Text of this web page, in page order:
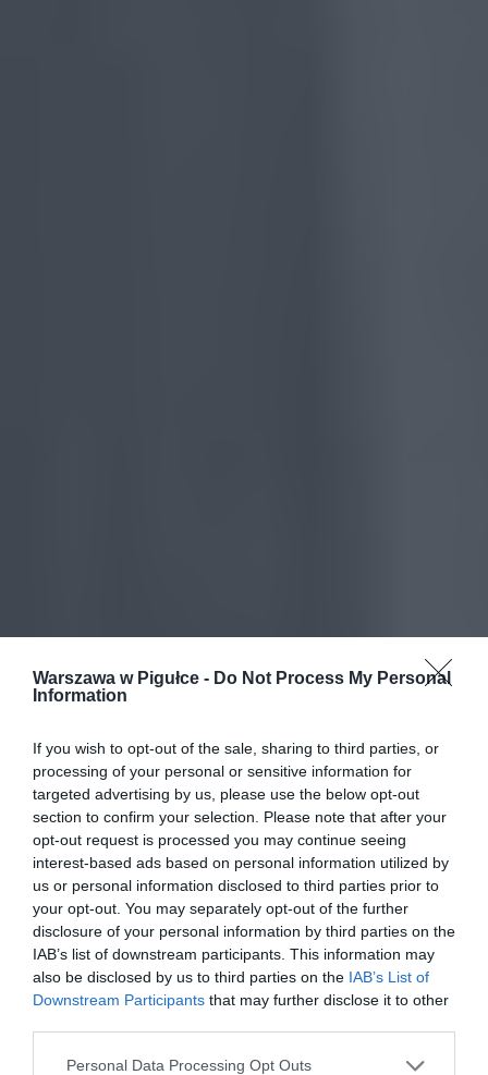
Warszawa w Pigułce - Do Not Process My Personal
Information
If you wish to opt-out of the sale, sharing to third parties, or
processing of your personal or sensitive information for
targeted advertising by us, please use the below opt-out
section to confirm your selection. Please note that after your
opt-out request is processed you may continue seeing
interest-based ads based on personal information utilized by
us or personal information disclosed to third parties prior to
your opt-out. You may separately opt-out of the further
disclosure of your personal information by third parties on the
IAB’s list of downstream participants. This information may
also be disclosed by us to third parties on the IAB’s List of
Downstream Participants that may further disclose it to other
Personal Data Processing Opt Outs